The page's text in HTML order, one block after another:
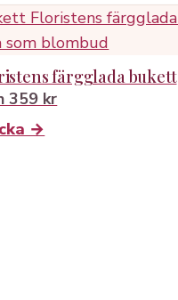
färgglada bukett
359 kr
→